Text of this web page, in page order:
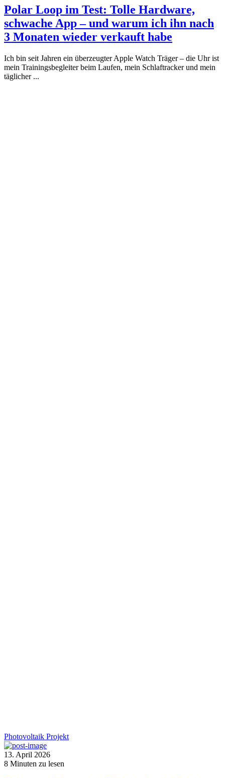
Polar Loop im Test: Tolle Hardware,
schwache App – und warum ich ihn nach
3 Monaten wieder verkauft habe
Ich bin seit Jahren ein überzeugter Apple Watch Träger – die Uhr ist
mein Trainingsbegleiter beim Laufen, mein Schlaftracker und mein
täglicher ...
Photovoltaik Projekt
13. April 2026
8 Minuten zu lesen